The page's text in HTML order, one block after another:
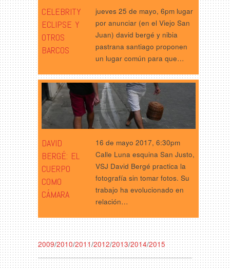
CELEBRITY
ECLIPSE​ Y
OTROS
BARCOS
jueves 25 de mayo, 6pm lugar
por anunciar (en el Viejo San
Juan) david bergé y nibia
pastrana santiago proponen
un lugar común para que…
DAVID
BERGÉ: EL
CUERPO
COMO
CÁMARA
16 de mayo 2017, 6:30pm
Calle Luna esquina San Justo,
VSJ David Bergé practica la
fotografía sin tomar fotos. Su
trabajo ha evolucionado en
relación…
2009/2010/2011/2012/2013/2014/2015